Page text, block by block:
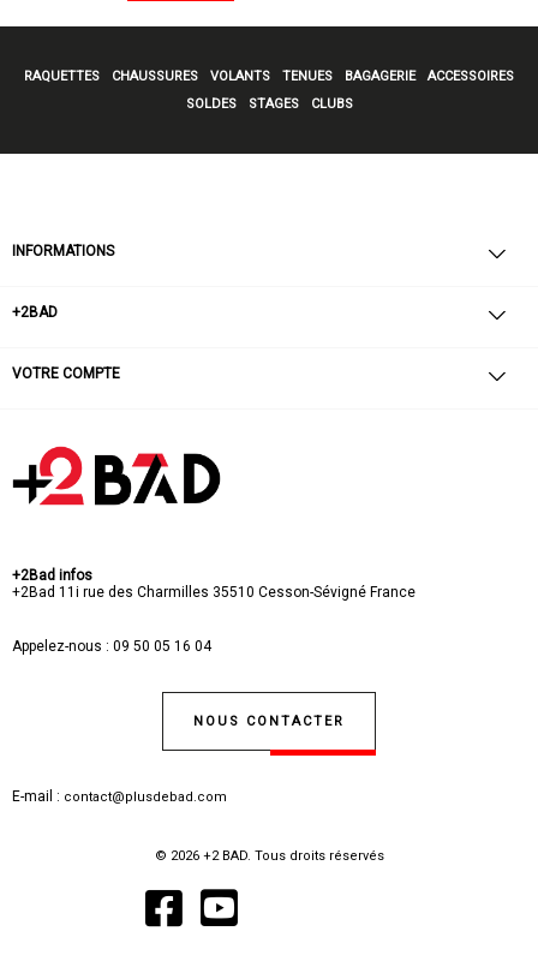
RAQUETTES CHAUSSURES VOLANTS TENUES BAGAGERIE
ACCESSOIRES
SOLDES
STAGES CLUBS
INFORMATIONS
+2BAD
VOTRE COMPTE
+2Bad infos
+2Bad 11i rue des Charmilles 35510 Cesson-Sévigné France
Appelez-nous : 09 50 05 16 04
NOUS CONTACTER
E-mail : contact@plusdebad.com
© 2026 +2 BAD. Tous droits réservés